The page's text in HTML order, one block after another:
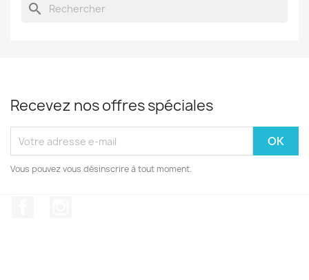
search
Recevez nos offres spéciales
Vous pouvez vous désinscrire à tout moment.